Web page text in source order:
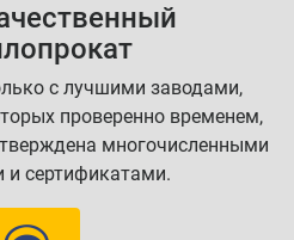
с лучшими заводами,
проверенно временем,
многочисленными
и сертификатами.